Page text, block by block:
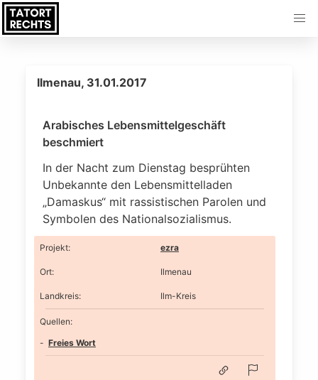
Ilmenau, 31.01.2017
Arabisches Lebensmittelgeschäft
beschmiert
In der Nacht zum Dienstag besprühten
Unbekannte den Lebensmittelladen
„Damaskus“ mit rassistischen Parolen und
Symbolen des Nationalsozialismus.
Projekt: ezra
Ort: Ilmenau
Landkreis: Ilm-Kreis
Quellen:
Freies Wort